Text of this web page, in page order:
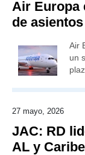
Air Europa
de
Air
un
27 mayo, 2026
JAC: RD
AL y Caribe